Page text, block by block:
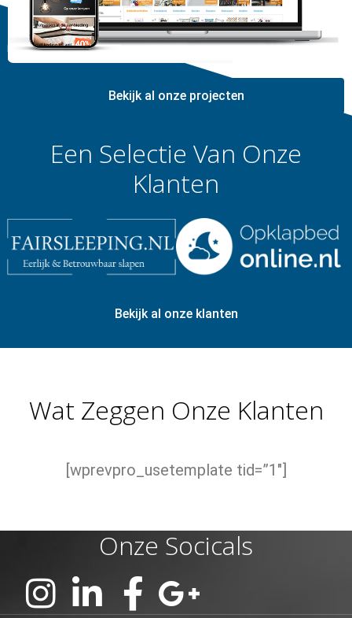
Bekijk al onze projecten
Een Selectie Van Onze
Klanten
Bekijk al onze klanten
Wat Zeggen Onze Klanten
[wprevpro_usetemplate tid=”1″]
Onze Socicals